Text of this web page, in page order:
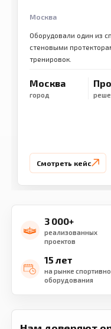
Москва
Оборудовали один из
стеновыми
тренировок.
Москва
город
Смотреть кейс
3 000+
реализованных
проектов
15 лет
на рынке
оборудования